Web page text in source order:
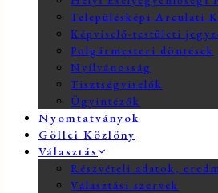
Településképi Arculati
Képviselő-testületi
Polgármesteri döntések
Nyilvánosság
Tisztségviselők
Ügyintézők
Nyomtatványok
Göllei Közlöny
Választás
Részvételi adatok,
Választási szervek